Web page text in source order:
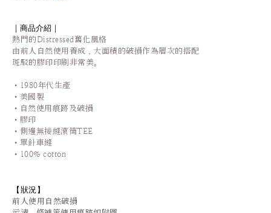
｜商品介紹｜
熱門的Distressed舊化風格
由前人自然使用養成，大面積的破損作為層次的搭配
斑駁的膠印印刷 非常美。
•1980年代生產
•美國製
•自然使用痕跡及破損
•膠印
•側邊無接縫滾筒TEE
•單針車縫
•100% cotton
【狀況】
前人使用自然破損